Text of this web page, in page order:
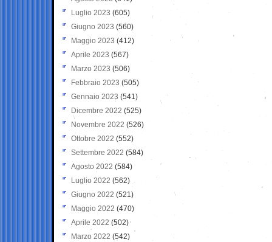
Luglio 2023 (605)
Giugno 2023 (560)
Maggio 2023 (412)
Aprile 2023 (567)
Marzo 2023 (506)
Febbraio 2023 (505)
Gennaio 2023 (541)
Dicembre 2022 (525)
Novembre 2022 (526)
Ottobre 2022 (552)
Settembre 2022 (584)
Agosto 2022 (584)
Luglio 2022 (562)
Giugno 2022 (521)
Maggio 2022 (470)
Aprile 2022 (502)
Marzo 2022 (542)